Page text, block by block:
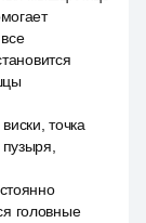
точка
головные